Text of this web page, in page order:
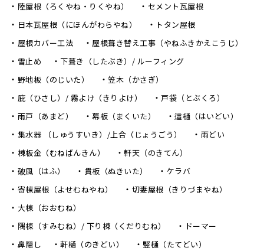
陸屋根（ろくやね・りくやね）
セメント瓦屋根
日本瓦屋根（にほんがわらやね）
トタン屋根
屋根カバー工法
屋根葺き替え工事（やねふきかえこうじ）
雪止め
下葺き（したぶき）/ ルーフィング
野地板（のじいた）
笠木（かさぎ）
庇（ひさし）/ 霧よけ（きりよけ）
戸袋（とぶくろ）
雨戸（あまど）
幕板（まくいた）
這樋（はいどい）
集水器 （しゅうすいき）/上合（じょうごう）
雨どい
棟板金（むねばんきん）
軒天（のきてん）
破風（はふ）
貫板（ぬきいた）
ケラバ
寄棟屋根（よせむねやね）
切妻屋根（きりづまやね）
大棟（おおむね）
隅棟（すみむね）/ 下り棟（くだりむね）
ドーマー
鼻隠し
軒樋（のきどい）
竪樋（たてどい）